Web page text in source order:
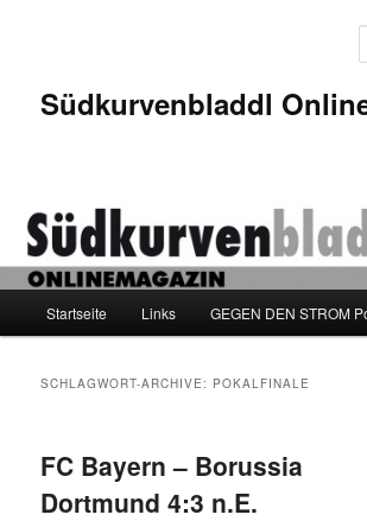
Südkurvenbladdl
Startseite Links GEGEN DEN STROM
SCHLAGWORT-ARCHIVE: POKALFINALE
FC Bayern – Borussia
Dortmund 4:3 n.E.